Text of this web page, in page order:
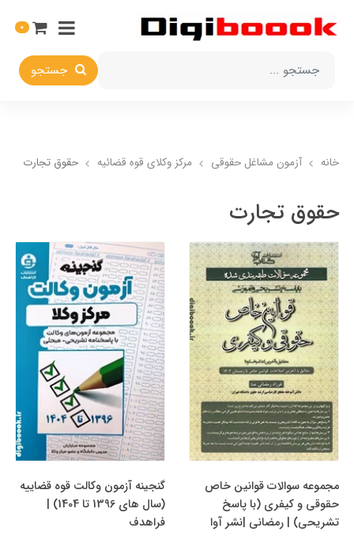
جستجو
0
خانه آزمون مشاغل حقوقی مرکز وکلای قوه قضائیه حقوق تجارت
حقوق تجارت
مجموعه سوالات قوانین خاص
حقوقی و کیفری (با پاسخ
تشریحی) | رمضانی |نشر آوا
گنجینه آزمون وکالت قوه قضاییه
(سال های 1396 تا 1404) |
فراهدف